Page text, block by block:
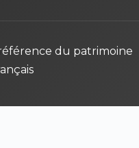
du patrimoine